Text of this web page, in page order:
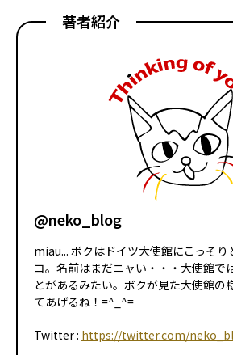
著者紹介
@neko_blog
miau... ボクはドイツ大使館にこっそり
コ。名前はまだニャい・・・大使館で
とがあるみたい。ボクが見た大使館の
てあげるね！=^_^=
Twitter : https://twitter.com/